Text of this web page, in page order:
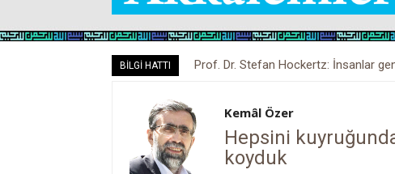
BİLGİ HATTI
Prof. Dr. Stefan Hockertz: İnsanlar
Kemâl Özer
Hepsini
koyduk